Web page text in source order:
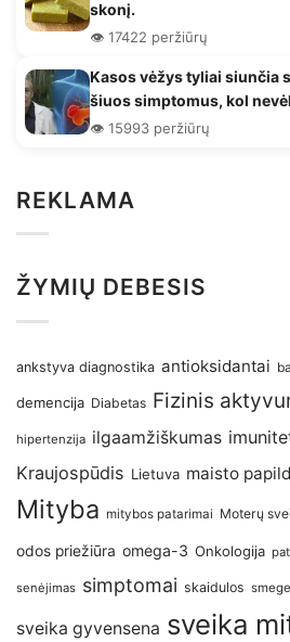
skonį.
👁️ 17422 peržiūrų
Kasos vėžys tyliai siunčia
šiuos simptomus, kol
👁️ 15993 peržiūrų
REKLAMA
ŽYMIŲ DEBESIS
ankstyva diagnostika antioksidantai
demencija Diabetas Fizinis
hipertenzija ilgaamžiškumas
Kraujospūdis Lietuva maisto
Mityba mitybos patarimai Moterų
odos priežiūra omega-3 Onkologija
senėjimas simptomai skaidulos
sveika gyvensena sveika